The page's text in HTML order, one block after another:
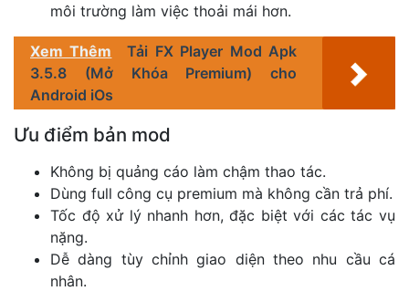
môi trường làm việc thoải mái hơn.
Xem Thêm
Tải FX Player Mod Apk
3.5.8 (Mở Khóa Premium) cho
Android iOs
Ưu điểm bản mod
Không bị quảng cáo làm chậm thao tác.
Dùng full công cụ premium mà không cần trả phí.
Tốc độ xử lý nhanh hơn, đặc biệt với các tác vụ
nặng.
Dễ dàng tùy chỉnh giao diện theo nhu cầu cá
nhân.